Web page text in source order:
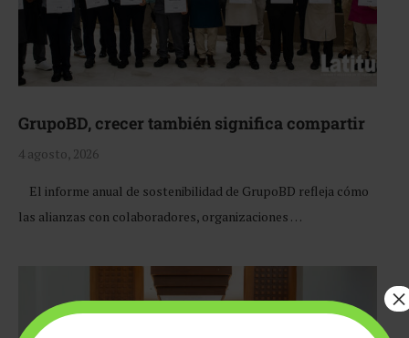
GrupoBD, crecer también significa compartir
4 agosto, 2026
El informe anual de sostenibilidad de GrupoBD refleja cómo
las alianzas con colaboradores, organizaciones …
×